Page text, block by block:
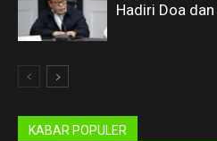
Hadiri Doa
KABAR POPULER